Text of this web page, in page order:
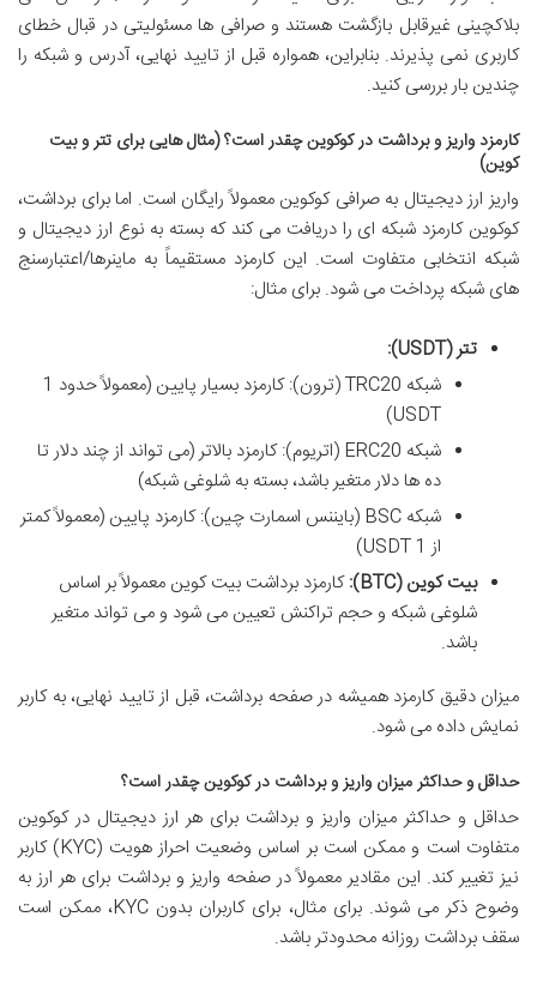
بلاکچینی غیرقابل بازگشت هستند و صرافی ها مسئولیتی در قبال خطای
کاربری نمی پذیرند. بنابراین، همواره قبل از تایید نهایی، آدرس و شبکه را
چندین بار بررسی کنید.
کارمزد واریز و برداشت در کوکوین چقدر است؟ (مثال هایی برای تتر و بیت
کوین)
واریز ارز دیجیتال به صرافی کوکوین معمولاً رایگان است. اما برای برداشت،
کوکوین کارمزد شبکه ای را دریافت می کند که بسته به نوع ارز دیجیتال و
شبکه انتخابی متفاوت است. این کارمزد مستقیماً به ماینرها/اعتبارسنج
های شبکه پرداخت می شود. برای مثال:
تتر (USDT):
شبکه TRC20 (ترون): کارمزد بسیار پایین (معمولاً حدود 1
USDT)
شبکه ERC20 (اتریوم): کارمزد بالاتر (می تواند از چند دلار تا
ده ها دلار متغیر باشد، بسته به شلوغی شبکه)
شبکه BSC (بایننس اسمارت چین): کارمزد پایین (معمولاً کمتر
از 1 USDT)
بیت کوین (BTC):
کارمزد برداشت بیت کوین معمولاً بر اساس
شلوغی شبکه و حجم تراکنش تعیین می شود و می تواند متغیر
باشد.
میزان دقیق کارمزد همیشه در صفحه برداشت، قبل از تایید نهایی، به کاربر
نمایش داده می شود.
حداقل و حداکثر میزان واریز و برداشت در کوکوین چقدر است؟
حداقل و حداکثر میزان واریز و برداشت برای هر ارز دیجیتال در کوکوین
متفاوت است و ممکن است بر اساس وضعیت احراز هویت (KYC) کاربر
نیز تغییر کند. این مقادیر معمولاً در صفحه واریز و برداشت برای هر ارز به
وضوح ذکر می شوند. برای مثال، برای کاربران بدون KYC، ممکن است
سقف برداشت روزانه محدودتر باشد.